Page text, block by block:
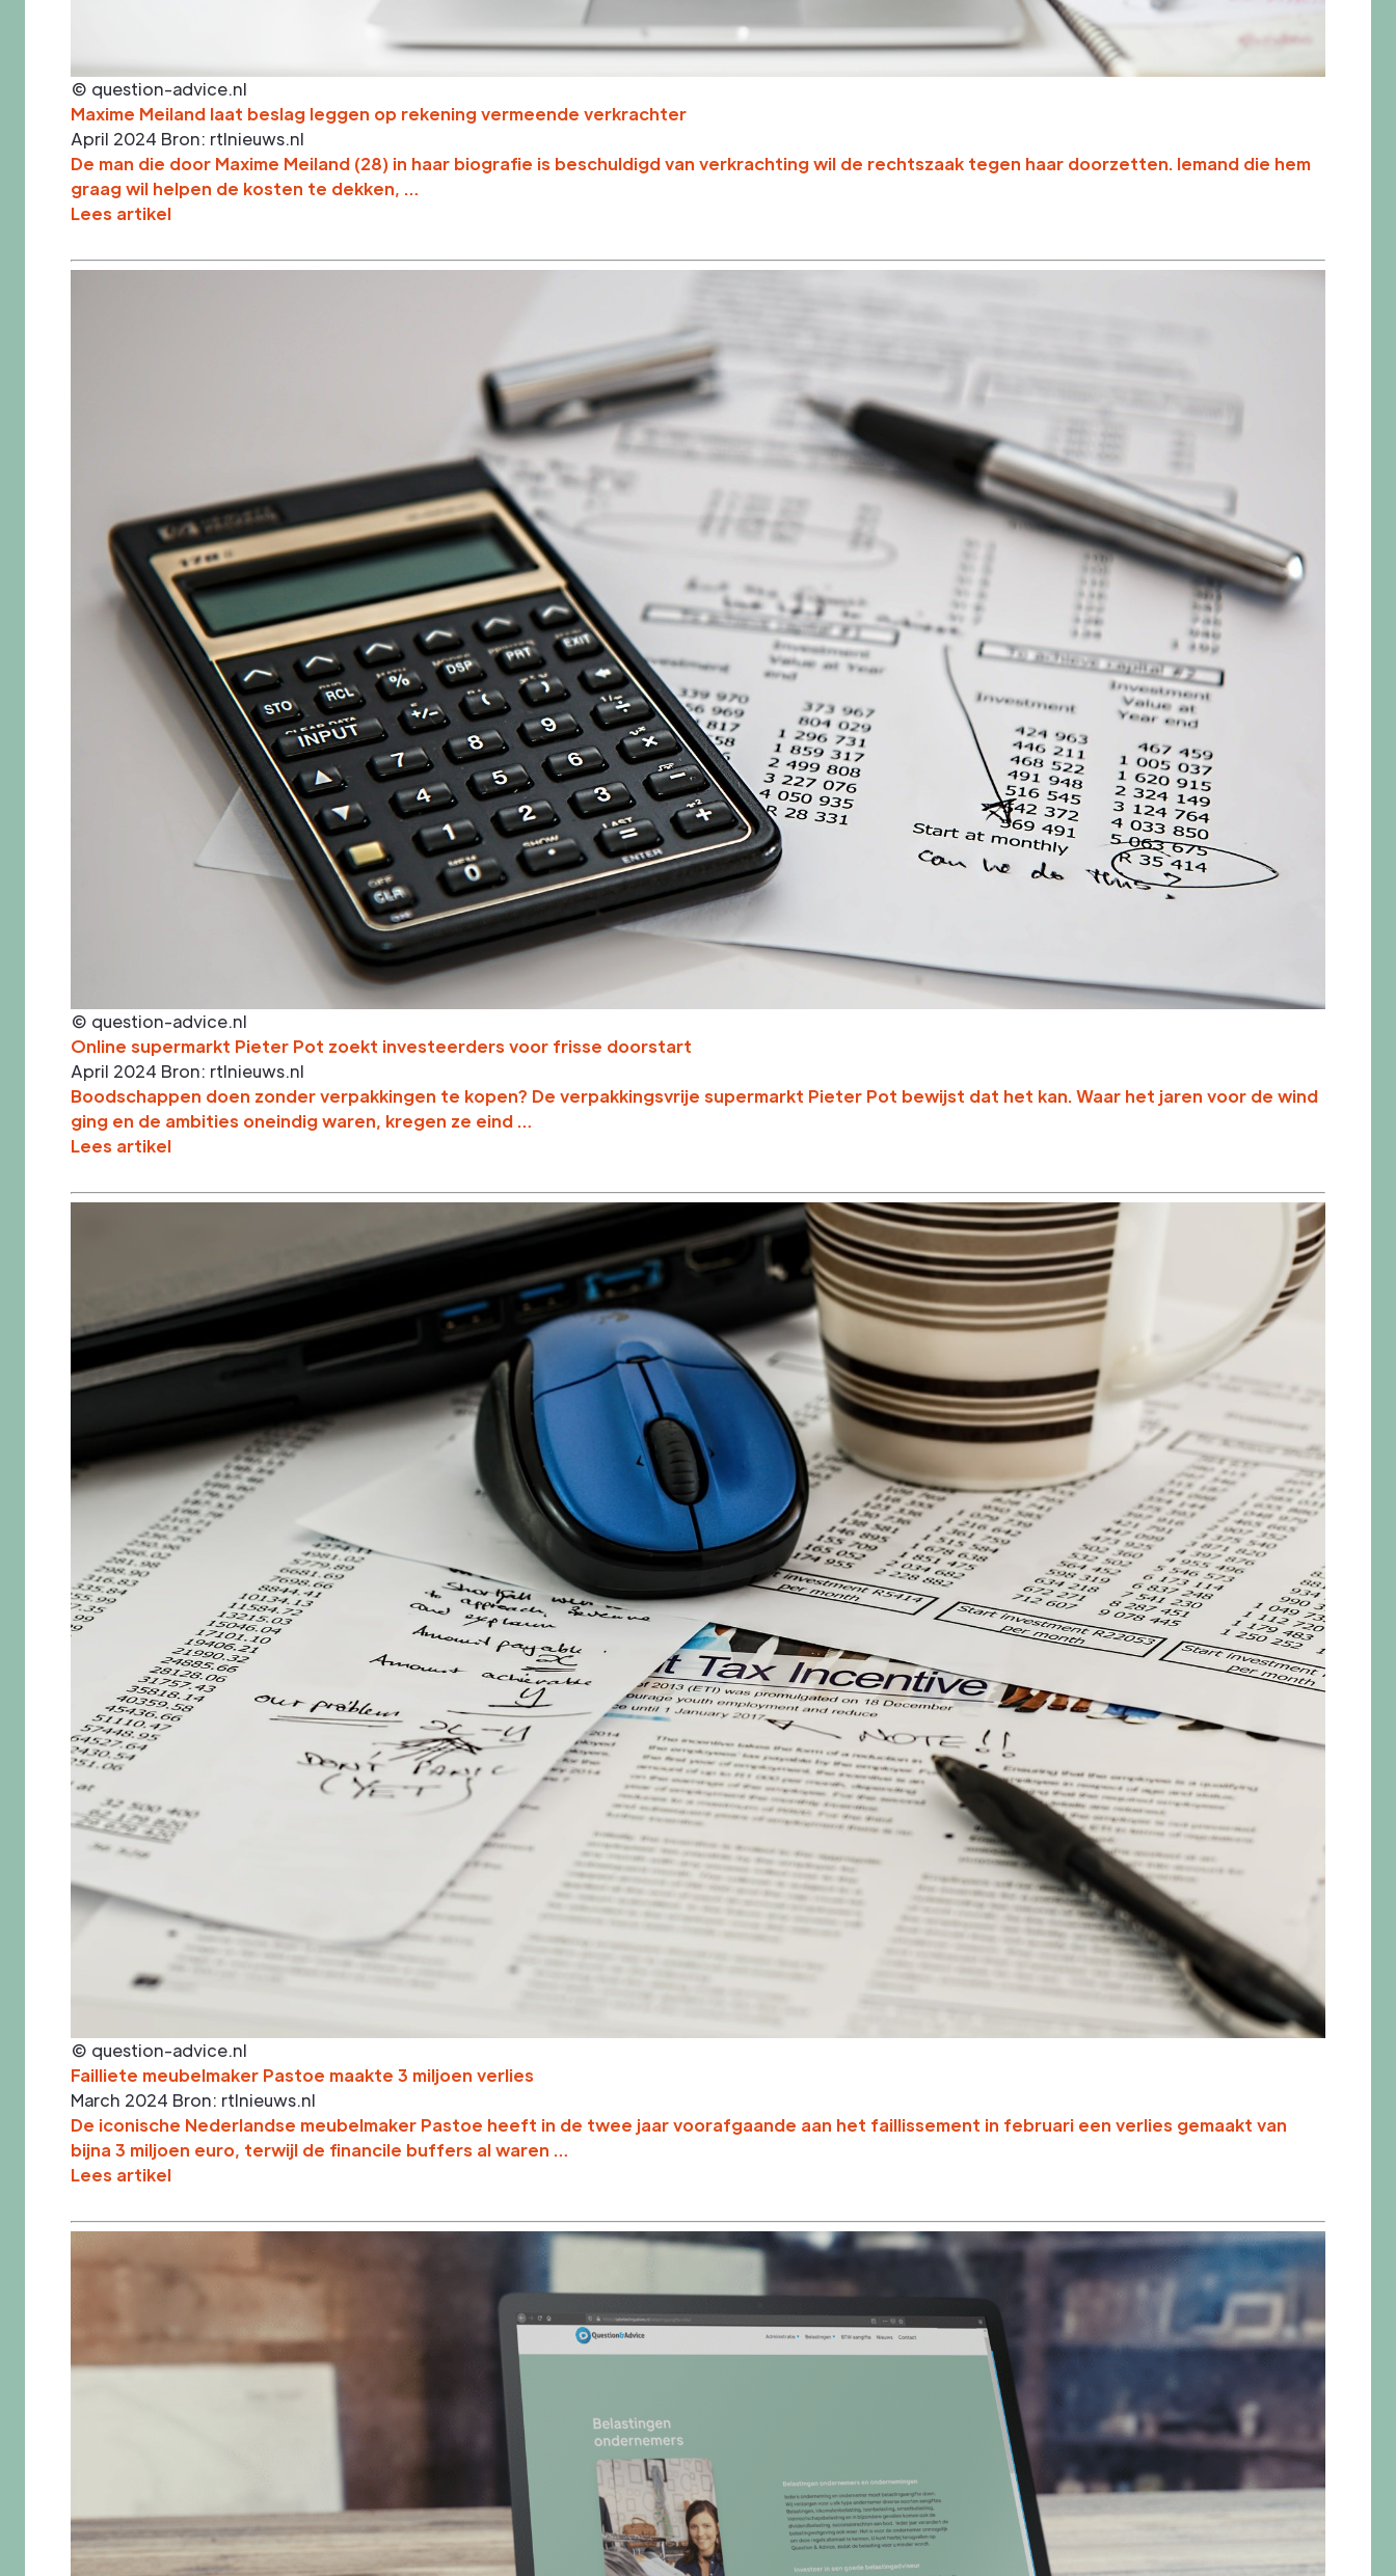
© question-advice.nl
Maxime Meiland laat beslag leggen op rekening vermeende verkrachter
April 2024 Bron: rtlnieuws.nl
De man die door Maxime Meiland (28) in haar biografie is beschuldigd van verkrachting wil de rechtszaak tegen haar doorzetten. Iemand die hem
graag wil helpen de kosten te dekken, …
Lees artikel
© question-advice.nl
Online supermarkt Pieter Pot zoekt investeerders voor frisse doorstart
April 2024 Bron: rtlnieuws.nl
Boodschappen doen zonder verpakkingen te kopen? De verpakkingsvrije supermarkt Pieter Pot bewijst dat het kan. Waar het jaren voor de wind
ging en de ambities oneindig waren, kregen ze eind …
Lees artikel
© question-advice.nl
Failliete meubelmaker Pastoe maakte 3 miljoen verlies
March 2024 Bron: rtlnieuws.nl
De iconische Nederlandse meubelmaker Pastoe heeft in de twee jaar voorafgaande aan het faillissement in februari een verlies gemaakt van
bijna 3 miljoen euro, terwijl de financile buffers al waren …
Lees artikel